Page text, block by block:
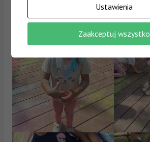
Ustawienia
Zaakceptuj wszystko